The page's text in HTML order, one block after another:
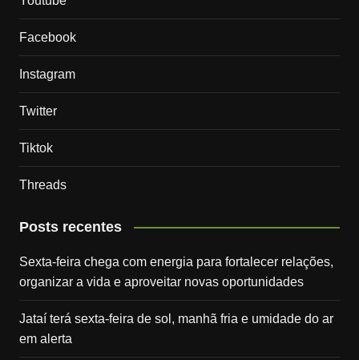
Facebook
Instagram
Twitter
Tiktok
Threads
Posts recentes
Sexta-feira chega com energia para fortalecer relações,
organizar a vida e aproveitar novas oportunidades
Jataí terá sexta-feira de sol, manhã fria e umidade do ar
em alerta